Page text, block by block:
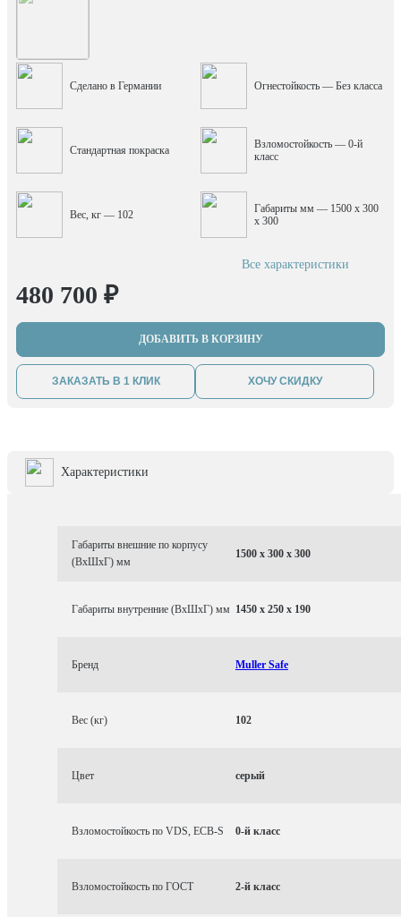
Сделано в Германии Огнестойкость — Без класса
Стандартная покраска
Взломостойкость — 0-й
класс
Вес, кг — 102
Габариты мм — 1500 x 300
x 300
Все характеристики
480 700 ₽
ДОБАВИТЬ В КОРЗИНУ
ЗАКАЗАТЬ В 1 КЛИК ХОЧУ СКИДКУ
Характеристики
Габариты внешние по корпусу
(ВхШхГ) мм
1500 x 300 x 300
Габариты внутренние (ВхШхГ) мм 1450 x 250 x 190
Бренд Muller Safe
Вес (кг) 102
Цвет серый
Взломостойкость по VDS, ECB-S 0-й класс
Взломостойкость по ГОСТ 2-й класс